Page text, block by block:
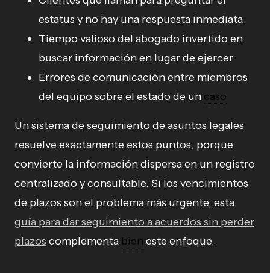
estatus y no hay una respuesta inmediata
Tiempo valioso del abogado invertido en
buscar información en lugar de ejercer
Errores de comunicación entre miembros
del equipo sobre el estado de un caso
Un sistema de seguimiento de asuntos legales
resuelve exactamente estos puntos, porque
convierte la información dispersa en un registro
centralizado y consultable. Si los vencimientos
de plazos son el problema más urgente, esta
guía para dar seguimiento a acuerdos sin perder
plazos complementa bien este enfoque.